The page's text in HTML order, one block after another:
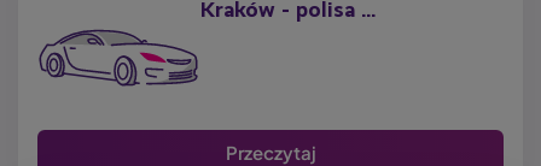
Kraków - polisa ...
Przeczytaj